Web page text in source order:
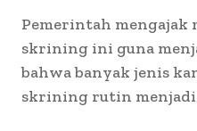
Pemerintah mengajak
skrining ini guna
bahwa banyak jenis
skrining rutin